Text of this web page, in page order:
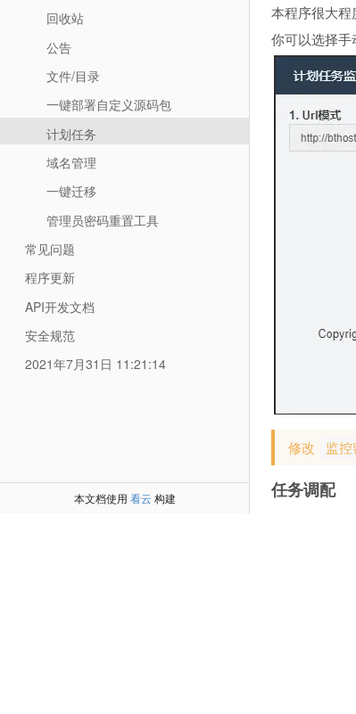
回收站
公告
文件/目录
一键部署自定义源码包
计划任务
域名管理
一键迁移
管理员密码重置工具
常见问题
程序更新
API开发文档
安全规范
2021年7月31日 11:21:14
本文档使用 看云 构建
本程序很大
你可以选择
修改 监控
任务调配